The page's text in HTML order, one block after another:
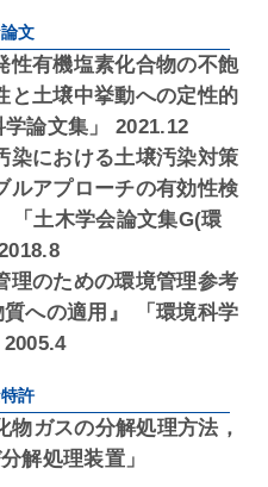
文
性有機塩素化合物の不飽
と土壌中挙動への定性的
論文集」 2021.12
染における土壌汚染対策
ルアプローチの有効性検
「土木学会論文集G(環
理のための環境管理参考
への適用』 「環境科学
許
物ガスの分解処理方法，
解処理装置」